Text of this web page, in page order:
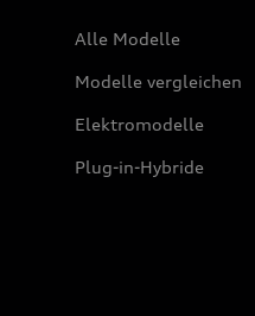
Alle Modelle
Modelle vergleichen
Elektromodelle
Plug-in-Hybride